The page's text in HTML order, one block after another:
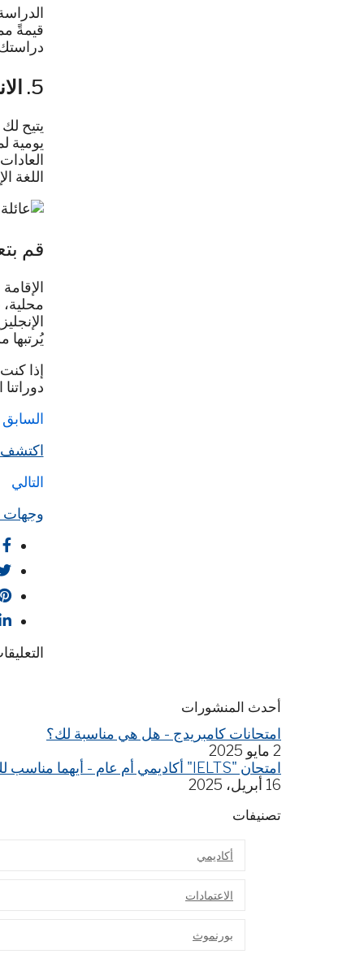
قيمةً
5.
يتيح
يومية
اللغة
قم
يُرتبها
إذا
السابق
اكتشف
التالي
وجهات
أحدث المنشورات
امتحانات كامبريدج - هل هي مناسبة لك؟
2 مايو 2025
امتحان "IELTS" أكاديمي أم عام - أيهما مناسب لك؟
16 أبريل، 2025
تصنيفات
أكاديمي
الاعتمادات
بورنموث